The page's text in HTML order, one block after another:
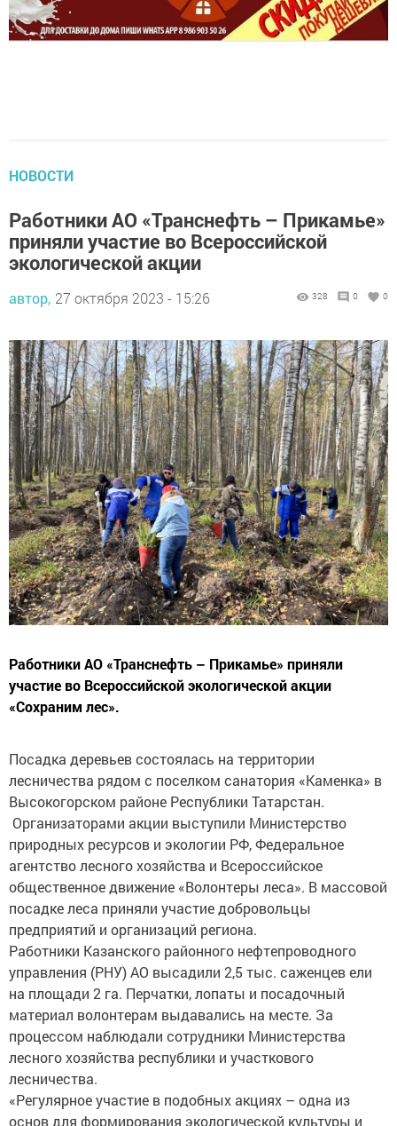
НОВОСТИ
Работники АО «Транснефть – Прикамье»
приняли участие во Всероссийской
экологической акции
автор, 27 октября 2023 - 15:26
Работники АО «Транснефть – Прикамье» приняли
участие во Всероссийской экологической акции
«Сохраним лес».
Посадка деревьев состоялась на территории
лесничества рядом с поселком санатория «Каменка» в
Высокогорском районе Республики Татарстан.
Организаторами акции выступили Министерство
природных ресурсов и экологии РФ, Федеральное
агентство лесного хозяйства и Всероссийское
общественное движение «Волонтеры леса». В массовой
посадке леса приняли участие добровольцы
предприятий и организаций региона.
Работники Казанского районного нефтепроводного
управления (РНУ) АО высадили 2,5 тыс. саженцев ели
на площади 2 га. Перчатки, лопаты и посадочный
материал волонтерам выдавались на месте. За
процессом наблюдали сотрудники Министерства
лесного хозяйства республики и участкового
лесничества.
«Регулярное участие в подобных акциях – одна из
основ для формирования экологической культуры и